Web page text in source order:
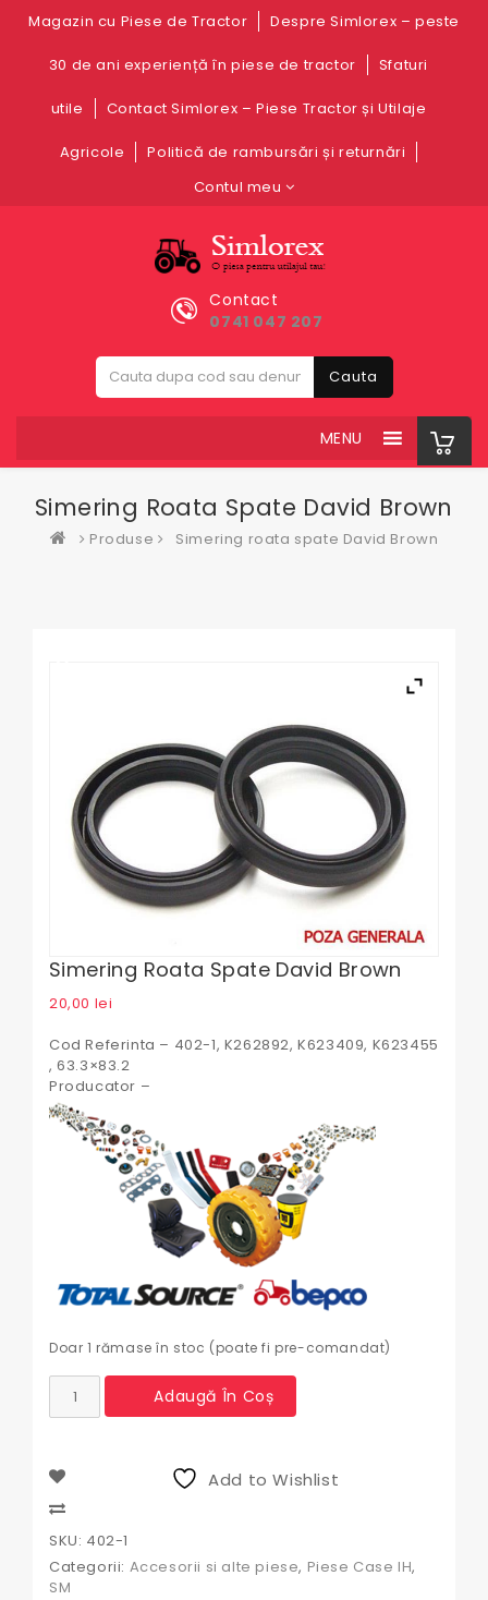
Magazin cu Piese de Tractor Despre Simlorex – peste
30 de ani experiență în piese de tractor Sfaturi
utile Contact Simlorex – Piese Tractor și Utilaje
Agricole
Politică de rambursări și returnări
Contul meu
Contact
0741 047 207
Cauta
MENU
Simering Roata Spate David Brown
Produse Simering roata spate David Brown
Simering Roata Spate David Brown
20,00 lei
Cod Referinta – 402-1, K262892, K623409, K623455
, 63.3×83.2
Producator –
Doar 1 rămase în stoc (poate fi pre-comandat)
Cantitate
Simering
David
Brown
Adaugă În Coș
Add to Wishlist
SKU: 402-1
Categorii: Accesorii si alte piese, Piese Case IH,
SM